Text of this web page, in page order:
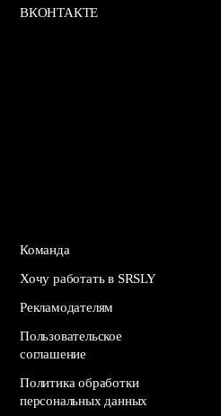
ВКОНТАКТЕ
Команда
Хочу работать в SRSLY
Рекламодателям
Пользовательское
соглашение
Политика обработки
персональных данных